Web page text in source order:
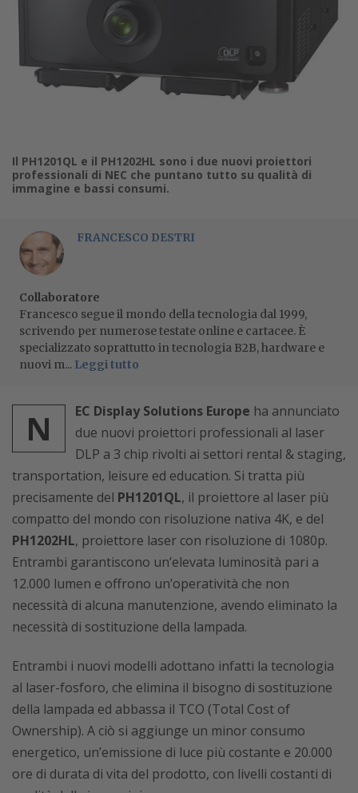
Il PH1201QL e il PH1202HL sono i due nuovi proiettori
professionali di NEC che puntano tutto su qualità di
immagine e bassi consumi.
FRANCESCO DESTRI
Collaboratore
Francesco segue il mondo della tecnologia dal 1999,
scrivendo per numerose testate online e cartacee. È
specializzato soprattutto in tecnologia B2B, hardware e
nuovi m... Leggi tutto
N EC Display Solutions Europe ha annunciato
due nuovi proiettori professionali al laser
DLP a 3 chip rivolti ai settori rental & staging,
transportation, leisure ed education. Si tratta più
precisamente del PH1201QL, il proiettore al laser più
compatto del mondo con risoluzione nativa 4K, e del
PH1202HL, proiettore laser con risoluzione di 1080p.
Entrambi garantiscono un’elevata luminosità pari a
12.000 lumen e offrono un’operatività che non
necessità di alcuna manutenzione, avendo eliminato la
necessità di sostituzione della lampada.
Entrambi i nuovi modelli adottano infatti la tecnologia
al laser-fosforo, che elimina il bisogno di sostituzione
della lampada ed abbassa il TCO (Total Cost of
Ownership). A ciò si aggiunge un minor consumo
energetico, un’emissione di luce più costante e 20.000
ore di durata di vita del prodotto, con livelli costanti di